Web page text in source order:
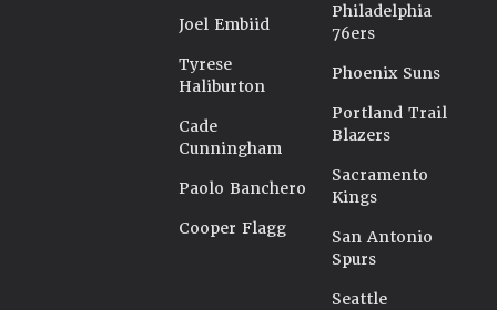
Joel Embiid
Tyrese
Haliburton
Cade
Cunningham
Paolo Banchero
Cooper Flagg
Philadelphia
76ers
Phoenix Suns
Portland Trail
Blazers
Sacramento
Kings
San Antonio
Spurs
Seattle